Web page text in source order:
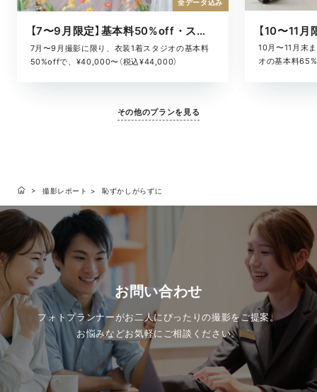
【7〜9月限定】基本料50%off・スタジオキャンペーン
7月〜9月撮影に限り、衣装1着スタジオの基本料
50%offで、¥40,000〜（税込¥44,000）
全データ込み
10月〜11月末
オの基本料
その他のプランを見る
撮影レポート 恥ずかしがらずに
お問い合わせ
フォトプランナーがお二人にぴったりの撮影をご提案。
お悩みなどお気軽にご相談ください。